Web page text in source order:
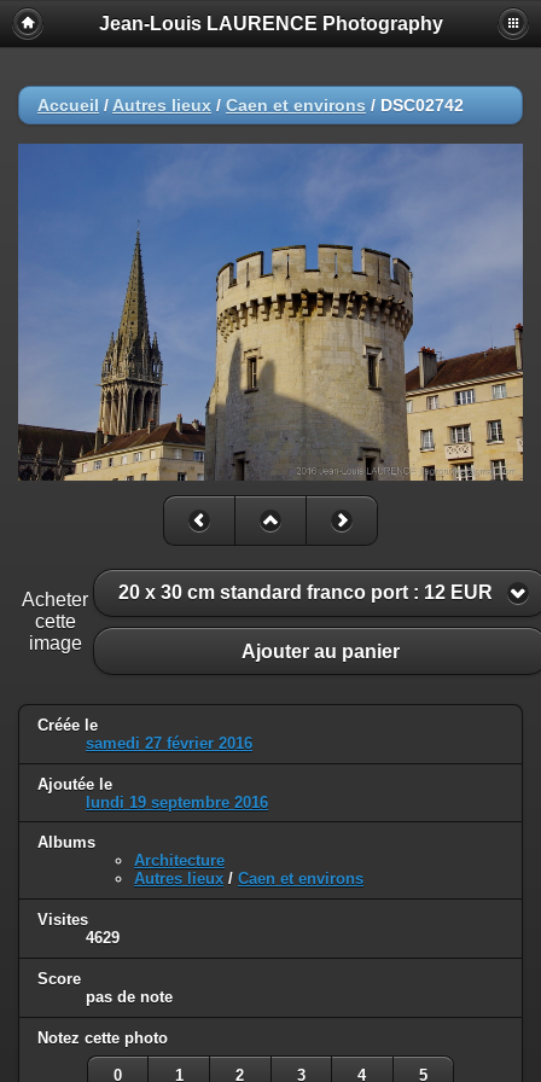
Jean-Louis LAURENCE Photography
Accueil / Autres lieux / Caen et environs / DSC02742
Acheter
cette
image
20 x 30 cm standard franco port : 12 EUR
Ajouter au panier
Créée le
samedi 27 février 2016
Ajoutée le
lundi 19 septembre 2016
Albums
Architecture
Autres lieux / Caen et environs
Visites
4629
Score
pas de note
Notez cette photo
0 1 2 3 4 5